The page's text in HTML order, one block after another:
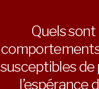
Quels sont
susceptibles
l’espérance